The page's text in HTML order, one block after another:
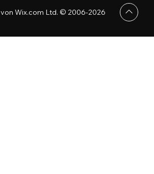
von Wix.com Ltd. © 2006-2026